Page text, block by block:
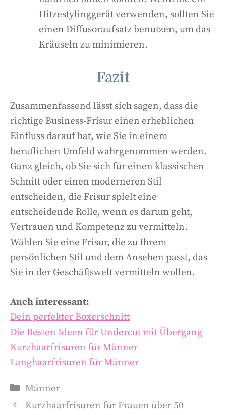
Hitzestylinggerät verwenden, sollten Sie
einen Diffusoraufsatz benutzen, um das
Kräuseln zu minimieren.
Fazit
Zusammenfassend lässt sich sagen, dass die
richtige Business-Frisur einen erheblichen
Einfluss darauf hat, wie Sie in einem
beruflichen Umfeld wahrgenommen werden.
Ganz gleich, ob Sie sich für einen klassischen
Schnitt oder einen moderneren Stil
entscheiden, die Frisur spielt eine
entscheidende Rolle, wenn es darum geht,
Vertrauen und Kompetenz zu vermitteln.
Wählen Sie eine Frisur, die zu Ihrem
persönlichen Stil und dem Ansehen passt, das
Sie in der Geschäftswelt vermitteln wollen.
Auch interessant:
Dein perfekter Boxerschnitt
Die Besten Ideen für Undercut mit Übergang
Kurzhaarfrisuren für Männer
Langhaarfrisuren für Männer
Männer
Kurzhaarfrisuren für Frauen über 50